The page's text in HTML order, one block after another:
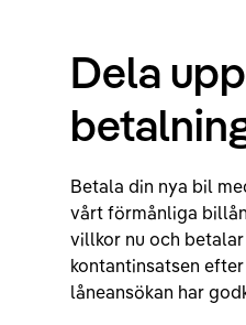
Dela upp
Betala din nya bil
vårt förmånliga
villkor nu och betalar
kontantinsatsen
låneansökan har